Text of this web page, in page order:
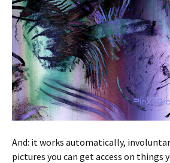
And: it works automatically,
pictures you can get access on things